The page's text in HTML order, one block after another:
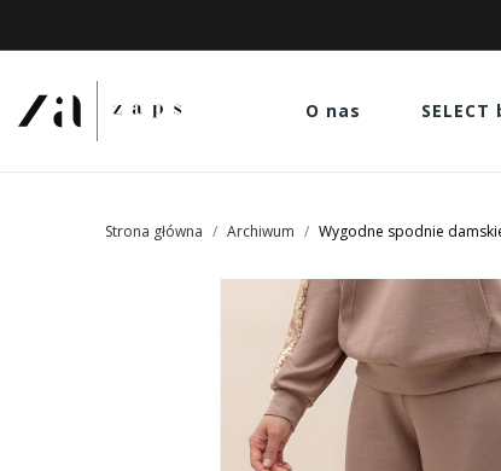
O nas SELECT
Strona główna Archiwum Wygodne spodnie